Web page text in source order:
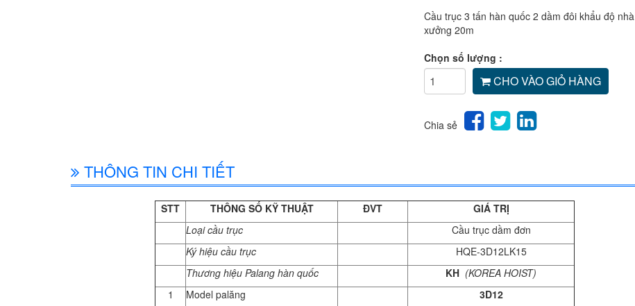
Cầu trục 3 tấn hàn quốc 2 dầm đôi khẩu độ nhà
xưởng 20m
Chọn số lượng :
CHO VÀO GIỎ HÀNG
Chia sẻ
THÔNG TIN CHI TIẾT
STT THÔNG SỐ KỸ THUẬT ĐVT
GIÁ TRỊ
Loại cầu trục
Cầu trục dầm đơn
Ký hiệu cầu trục
HQE-3D12LK15
Thương hiệu Palang hàn quốc
KH (KOREA HOIST)
1
Model palăng
3D12